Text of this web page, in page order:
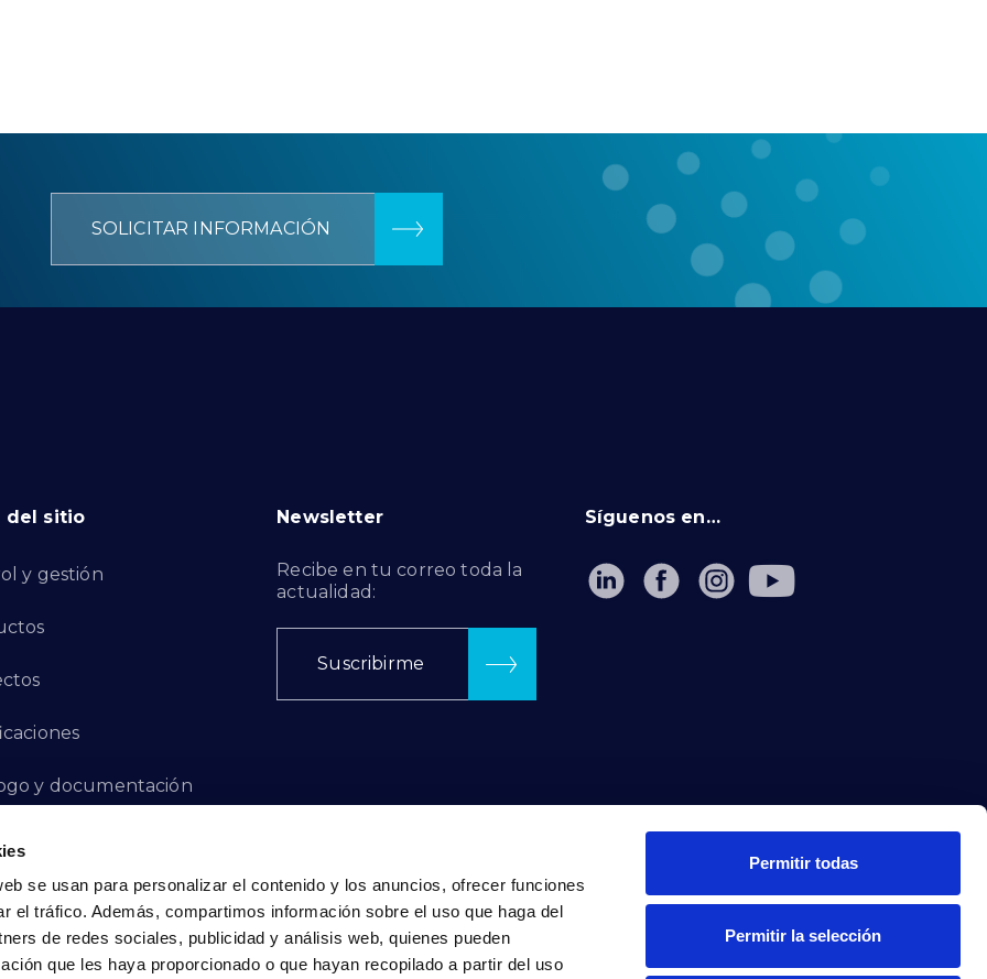
se usan para personalizar el contenido y los anuncios, ofrecer funciones
el tráfico. Además, compartimos información sobre el uso que haga del
de redes sociales, publicidad y análisis web, quienes pueden
que les haya proporcionado o que hayan recopilado a partir del uso
Permitir todas
Permitir la selección
SOLICITAR INFORMACIÓN
del sitio
y gestión
y documentación
de Denuncias
Newsletter
Recibe en tu correo toda la
actualidad:
Suscribirme
Síguenos en…